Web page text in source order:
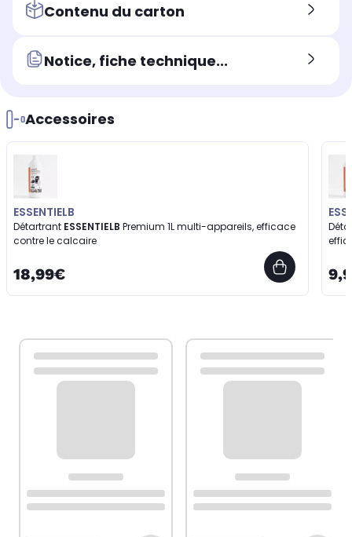
Contenu du carton
Notice, fiche technique...
Accessoires
ESSENTIELB
Détartrant ESSENTIELB
contre le calcaire
18,99€